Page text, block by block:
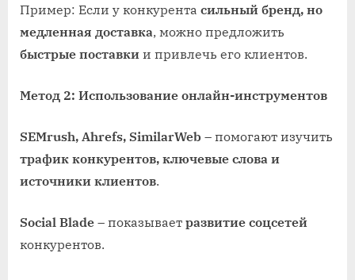
Пример: Если у конкурента сильный бренд, но
медленная доставка, можно предложить
быстрые поставки и привлечь его клиентов.
Метод 2: Использование онлайн-инструментов
SEMrush, Ahrefs, SimilarWeb – помогают изучить
трафик конкурентов, ключевые слова и
источники клиентов.
Social Blade – показывает развитие соцсетей
конкурентов.